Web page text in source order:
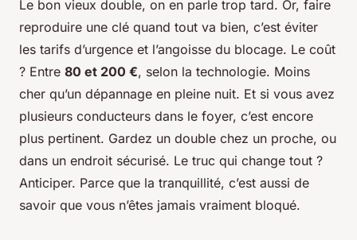
Le bon vieux double, on en parle trop tard. Or, faire
reproduire une clé quand tout va bien, c’est éviter
les tarifs d’urgence et l’angoisse du blocage. Le coût
? Entre 80 et 200 €, selon la technologie. Moins
cher qu’un dépannage en pleine nuit. Et si vous avez
plusieurs conducteurs dans le foyer, c’est encore
plus pertinent. Gardez un double chez un proche, ou
dans un endroit sécurisé. Le truc qui change tout ?
Anticiper. Parce que la tranquillité, c’est aussi de
savoir que vous n’êtes jamais vraiment bloqué.